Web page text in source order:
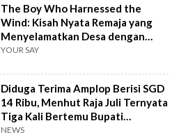
The Boy Who Harnessed the
Wind: Kisah Nyata Remaja yang
Menyelamatkan Desa dengan
Kincir Angin
YOUR SAY
Diduga Terima Amplop Berisi SGD
14 Ribu, Menhut Raja Juli Ternyata
Tiga Kali Bertemu Bupati
Kuansing
NEWS